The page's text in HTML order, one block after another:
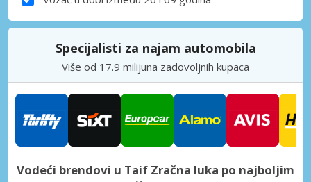
Specijalisti za najam automobila
Više od 17.9 milijuna zadovoljnih kupaca
Vodeći brendovi u Taif Zračna luka po najboljim